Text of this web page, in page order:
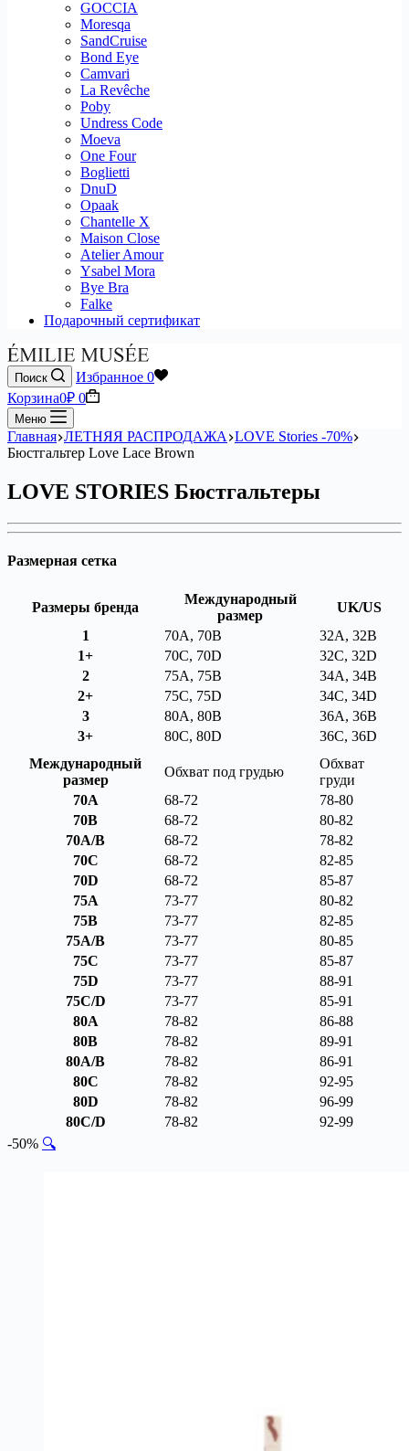
GOCCIA
Moresqa
SandCruise
Bond Eye
Camvari
La Revêche
Poby
Undress Code
Moeva
One Four
Boglietti
DnuD
Opaak
Chantelle X
Maison Close
Atelier Amour
Ysabel Mora
Bye Bra
Falke
Подарочный сертификат
Поиск Избранное 0
Корзина0₽ 0
Меню
Главная ЛЕТНЯЯ РАСПРОДАЖА LOVE Stories -70%
Бюстгальтер Love Lace Brown
LOVE STORIES Бюстгальтеры
Размерная сетка
Размеры бренда
Международный
размер
UK/US
1
70A, 70B
32A, 32B
1+
70C, 70D
32C, 32D
2
75A, 75B
34A, 34B
2+
75C, 75D
34C, 34D
3
80A, 80B
36A, 36B
3+
80C, 80D
36C, 36D
Международный
размер
Обхват под грудью
Обхват
груди
70A
68-72
78-80
70B
68-72
80-82
70A/B
68-72
78-82
70C
68-72
82-85
70D
68-72
85-87
75A
73-77
80-82
75B
73-77
82-85
75A/B
73-77
80-85
75C
73-77
85-87
75D
73-77
88-91
75C/D
73-77
85-91
80A
78-82
86-88
80B
78-82
89-91
80A/B
78-82
86-91
80C
78-82
92-95
80D
78-82
96-99
80C/D
78-82
92-99
-50% 🔍